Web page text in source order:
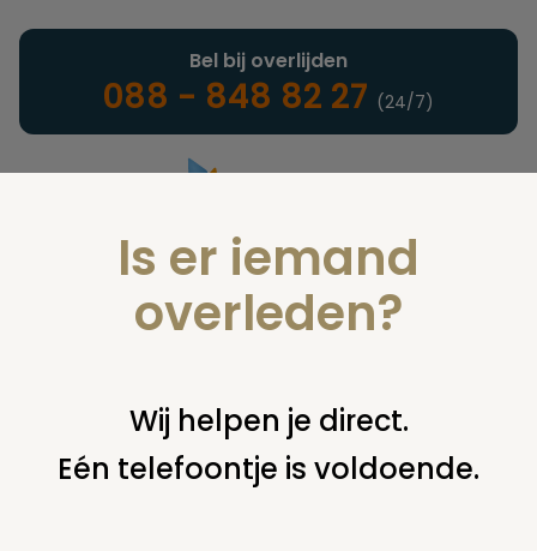
Landelijke uitvaartonderneming
Bel bij overlijden
088 - 848 82 27 (24/7)
Vind een onderneming of
instelling
Is er iemand
overleden?
Wij helpen je direct.
Eén telefoontje is voldoende.